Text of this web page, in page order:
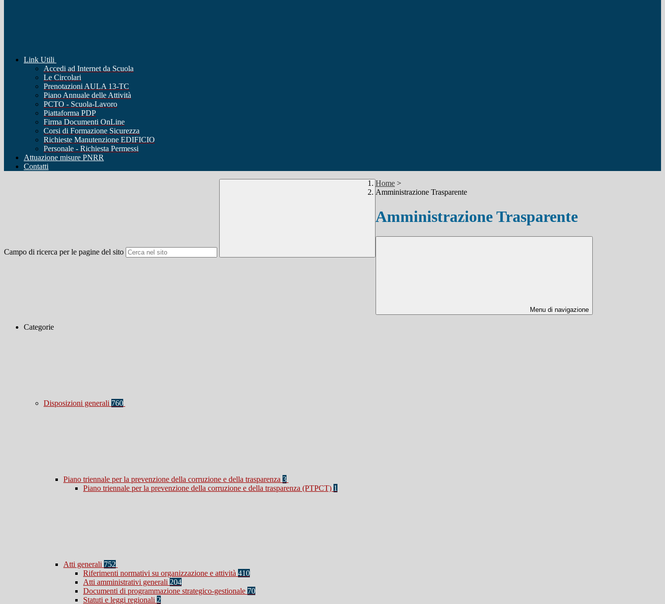
Link Utili
Accedi ad Internet da Scuola
Le Circolari
Prenotazioni AULA 13-TC
Piano Annuale delle Attività
PCTO - Scuola-Lavoro
Piattaforma PDP
Firma Documenti OnLine
Corsi di Formazione Sicurezza
Richieste Manutenzione EDIFICIO
Personale - Richiesta Permessi
Attuazione misure PNRR
Contatti
Campo di ricerca per le pagine del sito
Home >
Amministrazione Trasparente
Amministrazione Trasparente
Menu di navigazione
Categorie
Disposizioni generali 760
Piano triennale per la prevenzione della corruzione e della trasparenza 3
Piano triennale per la prevenzione della corruzione e della trasparenza (PTPCT) 1
Atti generali 752
Riferimenti normativi su organizzazione e attività 410
Atti amministrativi generali 204
Documenti di programmazione strategico-gestionale 70
Statuti e leggi regionali 2